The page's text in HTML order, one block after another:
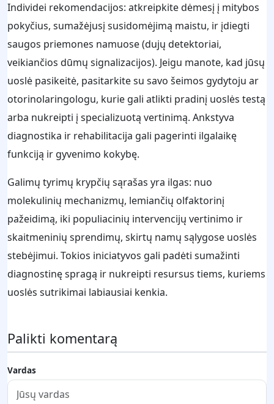
Individei rekomendacijos: atkreipkite dėmesį į mitybos
pokyčius, sumažėjusį susidomėjimą maistu, ir įdiegti
saugos priemones namuose (dujų detektoriai,
veikiančios dūmų signalizacijos). Jeigu manote, kad jūsų
uoslė pasikeitė, pasitarkite su savo šeimos gydytoju ar
otorinolaringologu, kurie gali atlikti pradinį uoslės testą
arba nukreipti į specializuotą vertinimą. Ankstyva
diagnostika ir rehabilitacija gali pagerinti ilgalaikę
funkciją ir gyvenimo kokybę.
Galimų tyrimų krypčių sąrašas yra ilgas: nuo
molekulinių mechanizmų, lemiančių olfaktorinį
pažeidimą, iki populiacinių intervencijų vertinimo ir
skaitmeninių sprendimų, skirtų namų sąlygose uoslės
stebėjimui. Tokios iniciatyvos gali padėti sumažinti
diagnostinę spragą ir nukreipti resursus tiems, kuriems
uoslės sutrikimai labiausiai kenkia.
Palikti komentarą
Vardas